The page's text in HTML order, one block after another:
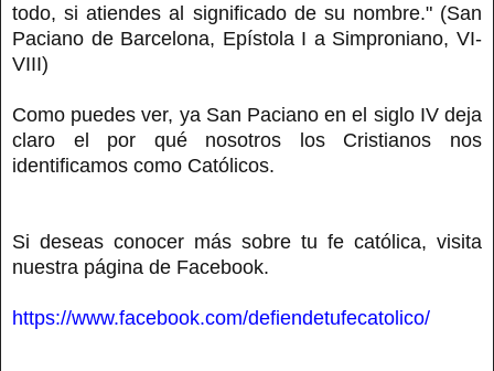
todo, si atiendes al significado de su nombre." (San
Paciano de Barcelona, Epístola I a Simproniano, VI-
VIII)
Como puedes ver, ya San Paciano en el siglo IV deja
claro el por qué nosotros los Cristianos nos
identificamos como Católicos.
Si deseas conocer más sobre tu fe católica, visita
nuestra página de Facebook.
https://www.facebook.com/defiendetufecatolico/